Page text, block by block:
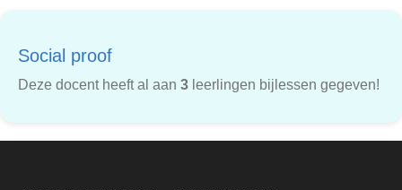
Social proof
Deze docent heeft al aan 3 leerlingen bijlessen gegeven!